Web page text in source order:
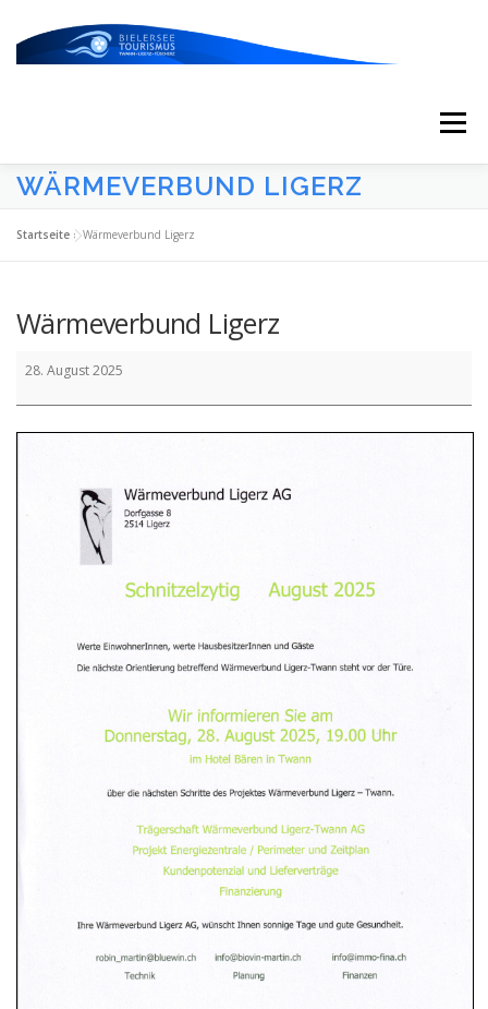
Menü
ESSEN/TRINKEN/SCHLAFEN
WÄRMEVERBUND LIGERZ
Startseite »Wärmeverbund Ligerz
Wärmeverbund Ligerz
28. August 2025